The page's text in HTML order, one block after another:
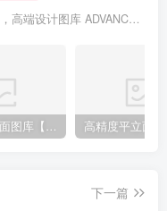
贵阳YLD空间设计工作室，高端设计图库 ADVANCED CAD TEMPLATE 系列作者。联系邮箱：yld.studio@foxmail.com
高精度平立面图库【单椅篇】
下一篇